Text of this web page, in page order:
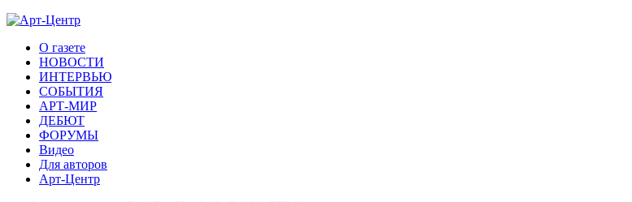
О газете
НОВОСТИ
ИНТЕРВЬЮ
СОБЫТИЯ
АРТ-МИР
ДЕБЮТ
ФОРУМЫ
Видео
Для авторов
Арт-Центр